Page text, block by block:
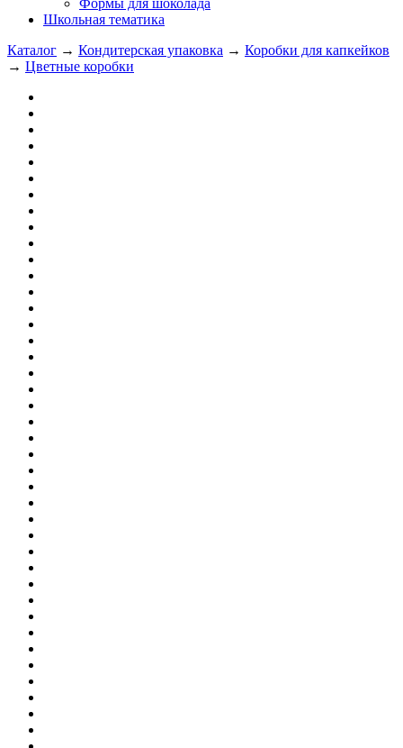
Формы для шоколада
Школьная тематика
Каталог → Кондитерская упаковка → Коробки для капкейков
→ Цветные коробки